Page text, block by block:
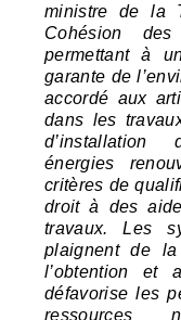
ministre de la
Cohésion
permettant à
garante de
accordé aux
dans les
d’installation
énergies
critères de
droit à des
travaux. Les
plaignent de
l’obtention et
défavorise les
ressources